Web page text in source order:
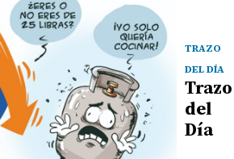
TRAZO
DEL DÍA
Trazo
del
Día